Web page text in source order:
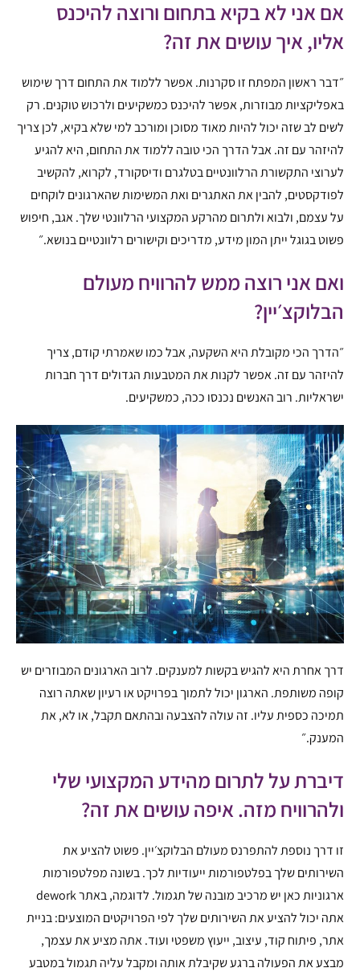
אם אני לא בקיא בתחום ורוצה להיכנס
אליו, איך עושים את זה?
״דבר ראשון המפתח זו סקרנות. אפשר ללמוד את התחום דרך שימוש
באפליקציות מבוזרות, אפשר להיכנס כמשקיעים ולרכוש טוקנים. רק
לשים לב שזה יכול להיות מאוד מסוכן ומורכב למי שלא בקיא, לכן צריך
להיזהר עם זה. אבל הדרך הכי טובה ללמוד את התחום, היא להגיע
לערוצי התקשורת הרלוונטיים בטלגרם ודיסקורד, לקרוא, להקשיב
לפודקסטים, להבין את האתגרים ואת המשימות שהארגונים לוקחים
על עצמם, ולבוא ולתרום מהרקע המקצועי הרלוונטי שלך. אגב, חיפוש
פשוט בגוגל ייתן המון מידע, מדריכים וקישורים רלוונטיים בנושא.״
ואם אני רוצה ממש להרוויח מעולם
הבלוקצ׳יין?
״הדרך הכי מקובלת היא השקעה, אבל כמו שאמרתי קודם, צריך
להיזהר עם זה. אפשר לקנות את המטבעות הגדולים דרך חברות
ישראליות. רוב האנשים נכנסו ככה, כמשקיעים.
דרך אחרת היא להגיש בקשות למענקים. לרוב הארגונים המבוזרים יש
קופה משותפת. הארגון יכול לתמוך בפרויקט או רעיון שאתה רוצה
תמיכה כספית עליו. זה עולה להצבעה ובהתאם תקבל, או לא, את
המענק.״
דיברת על לתרום מהידע המקצועי שלי
ולהרוויח מזה. איפה עושים את זה?
זו דרך נוספת להתפרנס מעולם הבלוקצ׳יין. פשוט להציע את
השירותים שלך בפלטפורמות ייעודיות לכך. בשונה מפלטפורמות
ארגוניות כאן יש מרכיב מובנה של תגמול. לדוגמה, באתר dework
אתה יכול להציע את השירותים שלך לפי הפרויקטים המוצעים: בניית
אתר, פיתוח קוד, עיצוב, ייעוץ משפטי ועוד. אתה מציע את עצמך,
מבצע את הפעולה ברגע שקיבלת אותה ומקבל עליה תגמול במטבע